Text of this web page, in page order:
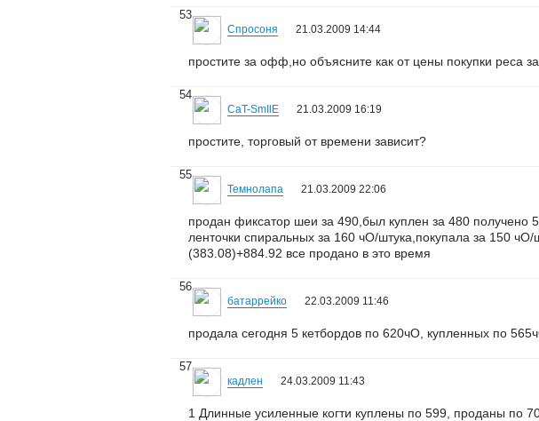
53
Спросоня 21.03.2009 14:44
простите за офф,но объясните как от цены покупки реса
54
CaT-SmIlE 21.03.2009 16:19
простите, торговый от времени зависит?
55
Темнолапа 21.03.2009 22:06
продан фиксатор шеи за 490,был куплен за 480 получено
ленточки спиральных за 160 чО/штука,покупала за 150
(383.08)+884.92 все продано в это время
56
батаррейко 22.03.2009 11:46
продала сегодня 5 кетбордов по 620чО, купленных по
57
кадлен 24.03.2009 11:43
1 Длинные усиленные когти куплены по 599, проданы по